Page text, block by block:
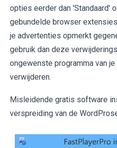
opties eerder dan 'Standaard'
gebundelde browser
je advertenties opmerkt
gebruik dan deze
ongewenste programma van
verwijderen.
Misleidende gratis software
verspreiding van de